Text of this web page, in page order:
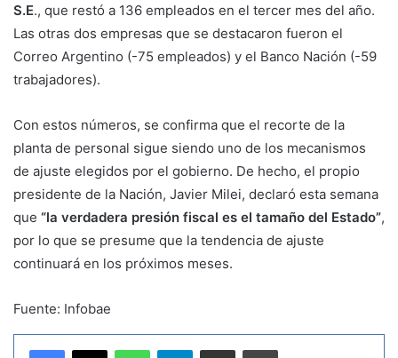
S.E., que restó a 136 empleados en el tercer mes del año.
Las otras dos empresas que se destacaron fueron el
Correo Argentino (-75 empleados) y el Banco Nación (-59
trabajadores).
Con estos números, se confirma que el recorte de la
planta de personal sigue siendo uno de los mecanismos
de ajuste elegidos por el gobierno. De hecho, el propio
presidente de la Nación, Javier Milei, declaró esta semana
que “la verdadera presión fiscal es el tamaño del Estado”,
por lo que se presume que la tendencia de ajuste
continuará en los próximos meses.
Fuente: Infobae
Telegram